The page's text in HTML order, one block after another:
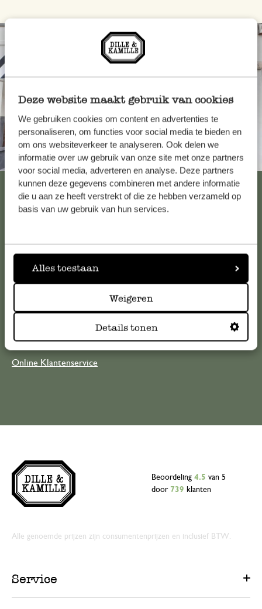
Deze website maakt gebruik van cookies
We gebruiken cookies om content en advertenties te
personaliseren, om functies voor social media te bieden en
om ons websiteverkeer te analyseren. Ook delen we
informatie over uw gebruik van onze site met onze partners
voor social media, adverteren en analyse. Deze partners
kunnen deze gegevens combineren met andere informatie
die u aan ze heeft verstrekt of die ze hebben verzameld op
basis van uw gebruik van hun services.
Alles toestaan
Weigeren
Details tonen
Altijd in de buurt
Bekijk alle 62 winkels
Klantenservice
Voor vragen, tips of hulp kun je contact opnemen met onze
klantenservice. Of bekijk hier het antwoord op de
klantenservice@dille-kamille.com
Online Klantenservice
Beoordeling 4.5 van 5
door 739 klanten
Alle genoemde prijzen zijn consumentenprijzen en inclusief BTW.
Service